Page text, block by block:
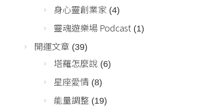
身心靈創業家 (4)
靈魂遊樂場 Podcast (1)
開運文章 (39)
塔羅怎麼說 (6)
星座愛情 (8)
能量調整 (19)